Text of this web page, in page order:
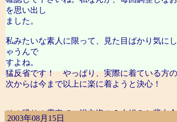
を思い出し
ました。
私みたいな素人に限って、見た目ばかり気に
ゃうんで
すよね。
猛反省です！ やっぱり、実際に着ている方
次からは今まで以上に楽に着ようと決心！
その帰りの電車で、浴衣姿の２人組みと背中
2003年08月15日